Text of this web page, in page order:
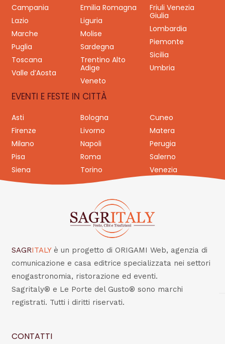
Campania
Emilia Romagna
Friuli Venezia
Giulia
Lazio
Liguria
Lombardia
Marche
Molise
Piemonte
Puglia
Sardegna
Sicilia
Toscana
Trentino Alto
Adige
Umbria
Valle d’Aosta
Veneto
EVENTI E FESTE IN CITTÀ
Asti Bologna
Cuneo
Firenze
Livorno
Matera
Milano
Napoli
Perugia
Pisa
Roma
Salerno
Siena
Torino Venezia
SAGRITALY è un progetto di ORIGAMI Web, agenzia di
comunicazione e casa editrice specializzata nei settori
enogastronomia, ristorazione ed eventi.
Sagritaly® e Le Porte del Gusto® sono marchi
registrati. Tutti i diritti riservati.
CONTATTI